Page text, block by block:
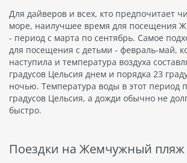
Для дайверов и всех, кто предпочитает
море, наилучшее время для посещения
- период с марта по сентябрь. Самое
для посещения с детьми - февраль-май,
наступила и температура воздуха
градусов Цельсия днем и порядка 23
ночью. Температура воды в этот период
градусов Цельсия, а дожди обычно не
быстро.
Поездки на Жемчужный пляж